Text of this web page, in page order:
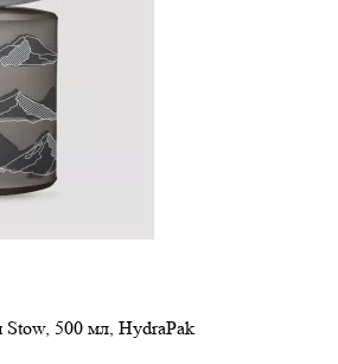
Stow, 500 мл, HydraPak